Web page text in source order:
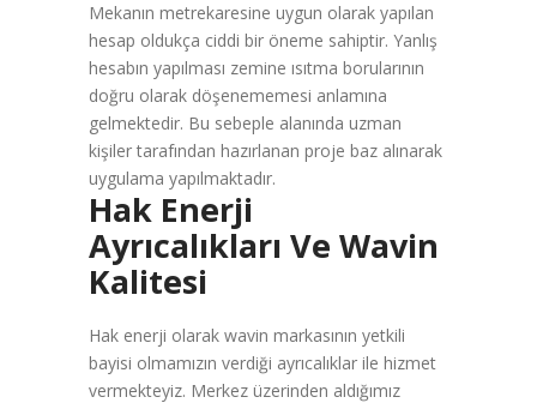
Mekanın metrekaresine uygun olarak yapılan
hesap oldukça ciddi bir öneme sahiptir. Yanlış
hesabın yapılması zemine ısıtma borularının
doğru olarak döşenememesi anlamına
gelmektedir. Bu sebeple alanında uzman
kişiler tarafından hazırlanan proje baz alınarak
uygulama yapılmaktadır.
Hak Enerji
Ayrıcalıkları Ve Wavin
Kalitesi
Hak enerji olarak wavin markasının yetkili
bayisi olmamızın verdiği ayrıcalıklar ile hizmet
vermekteyiz. Merkez üzerinden aldığımız